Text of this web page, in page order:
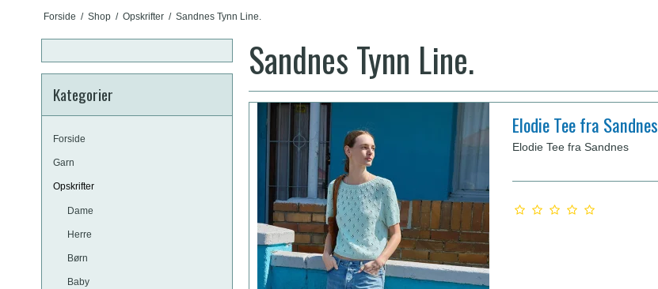
Forside / Shop / Opskrifter / Sandnes Tynn Line.
Kategorier
Forside
Garn
Opskrifter
Dame
Herre
Børn
Baby
Sandnes Tynn Line.
Elodie Tee fra Sandnes
Elodie Tee fra Sandnes